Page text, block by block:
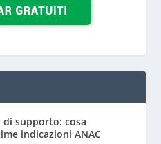
di supporto: cosa
indicazioni ANAC